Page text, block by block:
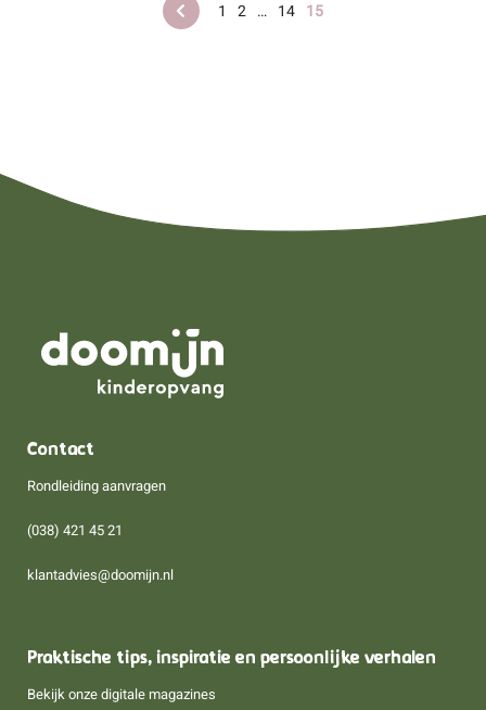
1 2 … 14 15
Contact
Rondleiding aanvragen
(038) 421 45 21
klantadvies@doomijn.nl
Praktische tips, inspiratie en persoonlijke verhalen
Bekijk onze digitale magazines